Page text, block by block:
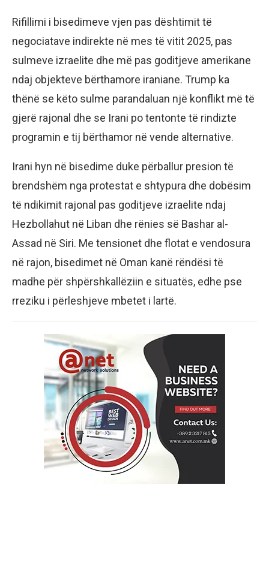
Rifillimi i bisedimeve vjen pas dështimit të
negociatave indirekte në mes të vitit 2025, pas
sulmeve izraelite dhe më pas goditjeve amerikane
ndaj objekteve bërthamore iraniane. Trump ka
thënë se këto sulme parandaluan një konflikt më të
gjerë rajonal dhe se Irani po tentonte të rindizte
programin e tij bërthamor në vende alternative.
Irani hyn në bisedime duke përballur presion të
brendshëm nga protestat e shtypura dhe dobësim
të ndikimit rajonal pas goditjeve izraelite ndaj
Hezbollahut në Liban dhe rënies së Bashar al-
Assad në Siri. Me tensionet dhe flotat e vendosura
në rajon, bisedimet në Oman kanë rëndësi të
madhe për shpërshkallëziin e situatës, edhe pse
rreziku i përleshjeve mbetet i lartë.